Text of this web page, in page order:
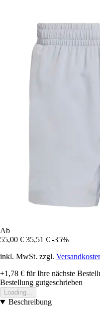
Ab
55,00 € 35,51 € -35%
inkl. MwSt. zzgl.
+1,78 € für Ihre nächste
Bestellung gutgeschrieben
Loading...
Beschreibung